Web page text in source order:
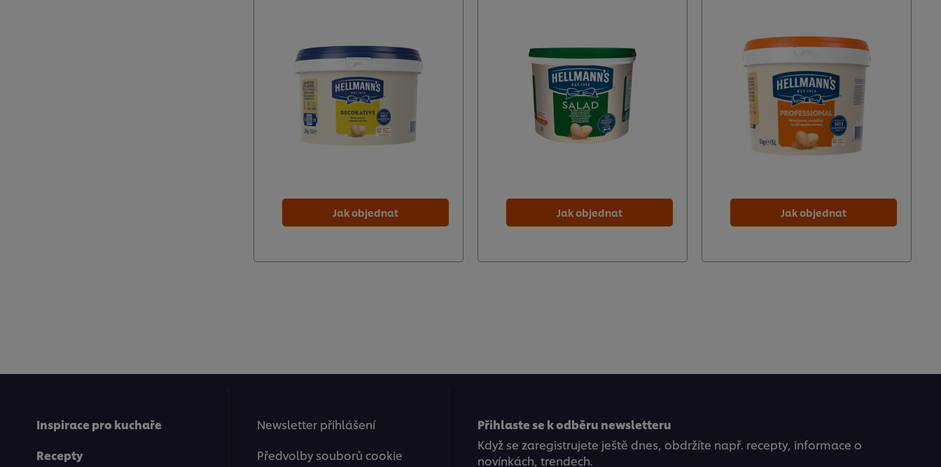
Jak objednat Jak objednat Jak objednat
Inspirace pro kuchaře
Recepty
Newsletter přihlášení
Předvolby souborů cookie
Přihlaste se k odběru newsletteru
Když se zaregistrujete ještě dnes, obdržíte např. recepty, informace o
novínkách, trendech.